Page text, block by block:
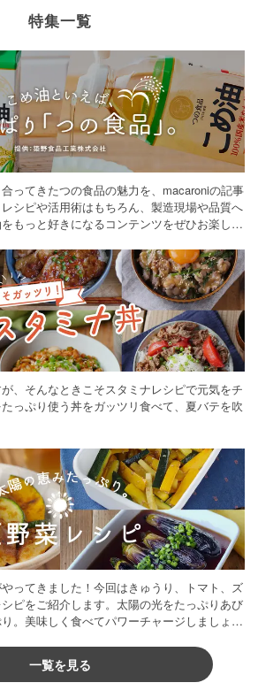
特集一覧
ってきたつの食品の魅力を、macaroniの記事
シピや活用術はもちろん、製造現場や品質へ
もっと好きになるコンテンツをぜひお楽しみ
、そんなときこそスタミナレシピで元気をチ
っぷり使う丼をガッツリ食べて、夏バテを吹
ってきました！今回はきゅうり、トマト、ズ
ピをご紹介します。太陽の光をたっぷりあび
。美味しく食べてパワーチャージしましょう
一覧を見る